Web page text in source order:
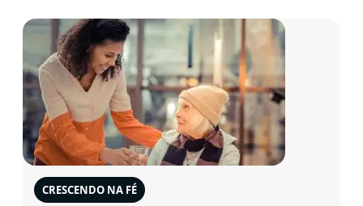
CRESCENDO NA FÉ